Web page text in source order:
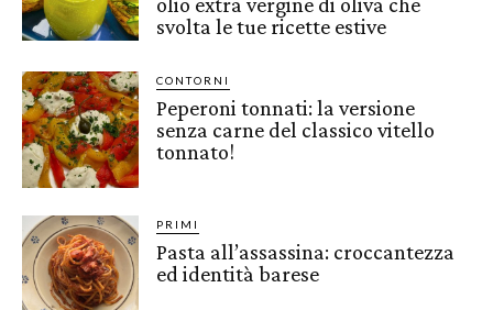
svolta le tue ricette estive
CONTORNI
Peperoni tonnati: la versione
senza carne del classico vitello
tonnato!
PRIMI
Pasta all’assassina: croccantezza
ed identità barese